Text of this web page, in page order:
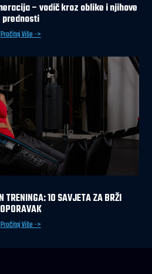
– vodič kroz oblike i njihove
prednosti
Pročitaj Više ->
TRENINGA: 10 SAVJETA ZA BRŽI
OPORAVAK
Pročitaj Više ->